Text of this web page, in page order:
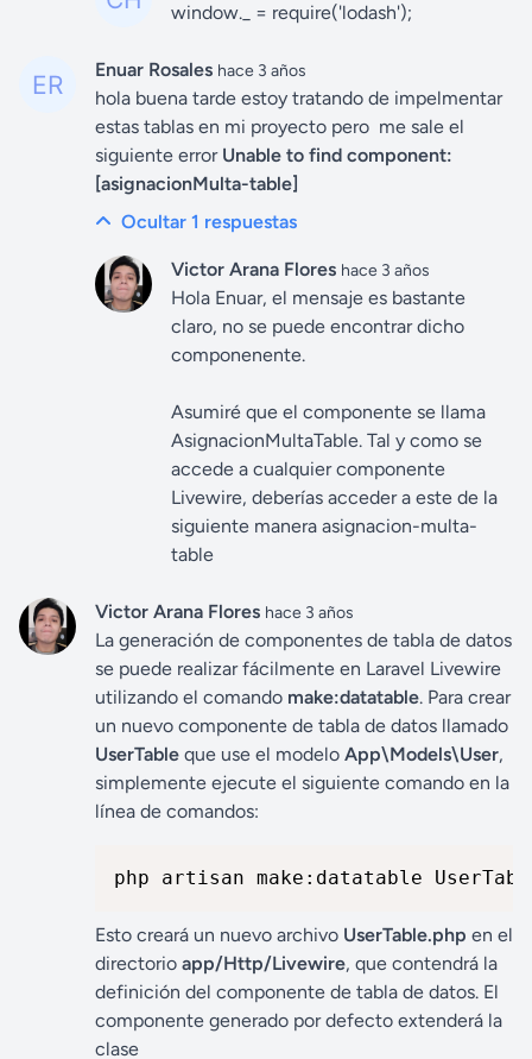
window._ = require('lodash');
Enuar Rosales hace 3 años
hola buena tarde estoy tratando de impelmentar
estas tablas en mi proyecto pero me sale el
siguiente error Unable to find component:
[asignacionMulta-table]
Ocultar 1 respuestas
Victor Arana Flores hace 3 años
Hola Enuar, el mensaje es bastante
claro, no se puede encontrar dicho
componenente.
Asumiré que el componente se llama
AsignacionMultaTable. Tal y como se
accede a cualquier componente
Livewire, deberías acceder a este de la
siguiente manera asignacion-multa-
table
Victor Arana Flores hace 3 años
La generación de componentes de tabla de datos
se puede realizar fácilmente en Laravel Livewire
utilizando el comando make:datatable. Para crear
un nuevo componente de tabla de datos llamado
UserTable que use el modelo App\Models\User,
simplemente ejecute el siguiente comando en la
línea de comandos:
php artisan make:datatable
Esto creará un nuevo archivo UserTable.php en el
directorio app/Http/Livewire, que contendrá la
definición del componente de tabla de datos. El
componente generado por defecto extenderá la
clase